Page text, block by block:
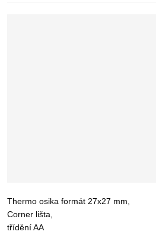
Thermo osika formát 27x27 mm,
Corner lišta,
třídění AA